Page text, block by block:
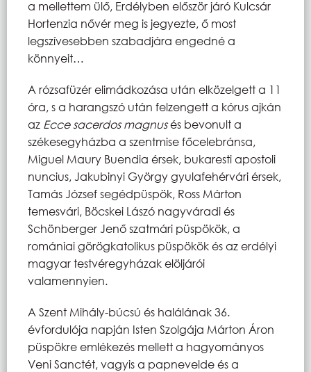
a mellettem ülő, Erdélyben először járó Kulcsár
Hortenzia nővér meg is jegyezte, ő most
legszívesebben szabadjára engedné a
könnyeit…
A rózsafüzér elimádkozása után elközelgett a 11
óra, s a harangszó után felzengett a kórus ajkán
az Ecce sacerdos magnusés bevonult a
székesegyházba a szentmise főcelebránsa,
Miguel Maury Buendia érsek, bukaresti apostoli
nuncius, Jakubinyi György gyulafehérvári érsek,
Tamás József segédpüspök, Ross Márton
temesvári, Böcskei Lászó nagyváradi és
Schönberger Jenő szatmári püspökök, a
romániai görögkatolikus püspökök és az erdélyi
magyar testvéregyházak elöljárói
valamennyien.
A Szent Mihály-búcsú és halálának 36.
évfordulója napján Isten Szolgája Márton Áron
püspökre emlékezés mellett a hagyományos
Veni Sanctét, vagyis a papnevelde és a